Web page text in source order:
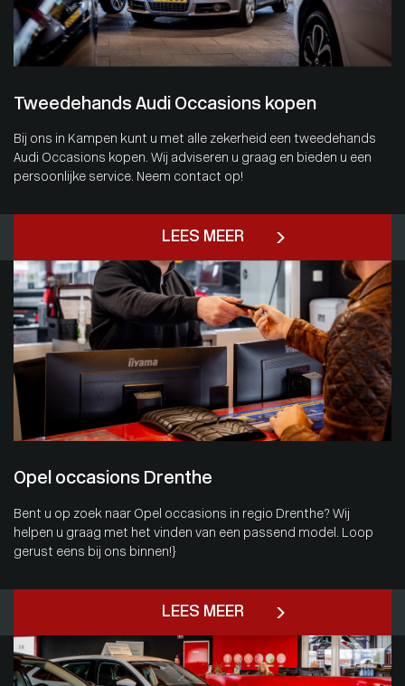
Tweedehands Audi Occasions kopen
Bij ons in Kampen kunt u met alle zekerheid een tweedehands
Audi Occasions kopen. Wij adviseren u graag en bieden u een
persoonlijke service. Neem contact op!
LEES MEER
Opel occasions Drenthe
Bent u op zoek naar Opel occasions in regio Drenthe? Wij
helpen u graag met het vinden van een passend model. Loop
gerust eens bij ons binnen!}
LEES MEER